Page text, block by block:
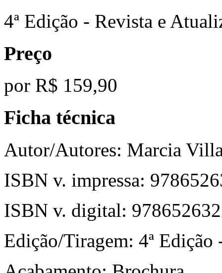
4ª Edição - Revista e
Preço
por R$ 159,90
Ficha técnica
Autor/Autores: Marcia
ISBN v. impressa:
ISBN v. digital:
Edição/Tiragem: 4ª Edição